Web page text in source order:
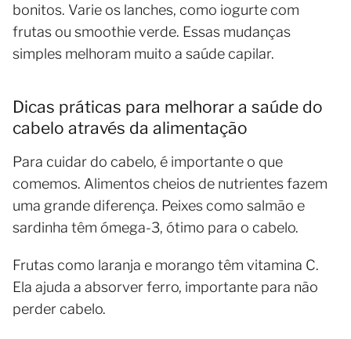
bonitos. Varie os lanches, como iogurte com
frutas ou smoothie verde. Essas mudanças
simples melhoram muito a saúde capilar.
Dicas práticas para melhorar a saúde do
cabelo através da alimentação
Para cuidar do cabelo, é importante o que
comemos. Alimentos cheios de nutrientes fazem
uma grande diferença. Peixes como salmão e
sardinha têm ómega-3, ótimo para o cabelo.
Frutas como laranja e morango têm vitamina C.
Ela ajuda a absorver ferro, importante para não
perder cabelo.